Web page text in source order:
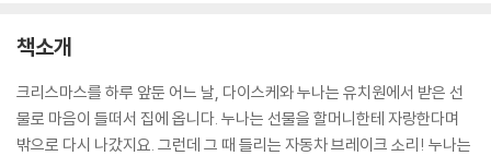
책소개
크리스마스를 하루 앞둔 어느 날, 다이스케와 누나는 유치원에서 받은 선
물로 마음이 들떠서 집에 옵니다. 누나는 선물을 할머니한테 자랑한다며
밖으로 다시 나갔지요. 그런데 그 때 들리는 자동차 브레이크 소리! 누나는